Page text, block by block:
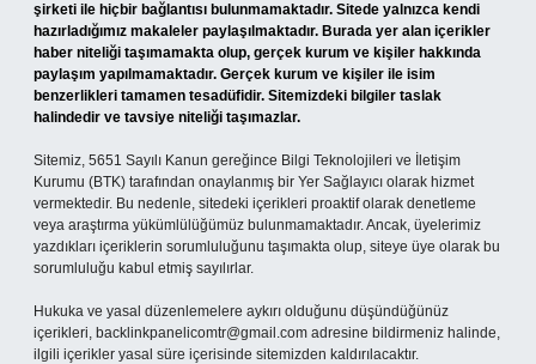
şirketi ile hiçbir bağlantısı bulunmamaktadır. Sitede yalnızca kendi
hazırladığımız makaleler paylaşılmaktadır. Burada yer alan içerikler
haber niteliği taşımamakta olup, gerçek kurum ve kişiler hakkında
paylaşım yapılmamaktadır. Gerçek kurum ve kişiler ile isim
benzerlikleri tamamen tesadüfidir. Sitemizdeki bilgiler taslak
halindedir ve tavsiye niteliği taşımazlar.
Sitemiz, 5651 Sayılı Kanun gereğince Bilgi Teknolojileri ve İletişim
Kurumu (BTK) tarafından onaylanmış bir Yer Sağlayıcı olarak hizmet
vermektedir. Bu nedenle, sitedeki içerikleri proaktif olarak denetleme
veya araştırma yükümlülüğümüz bulunmamaktadır. Ancak, üyelerimiz
yazdıkları içeriklerin sorumluluğunu taşımakta olup, siteye üye olarak bu
sorumluluğu kabul etmiş sayılırlar.
Hukuka ve yasal düzenlemelere aykırı olduğunu düşündüğünüz
içerikleri, backlinkpanelicomtr@gmail.com adresine bildirmeniz halinde,
ilgili içerikler yasal süre içerisinde sitemizden kaldırılacaktır.